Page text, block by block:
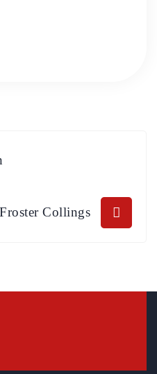
Froster Collings